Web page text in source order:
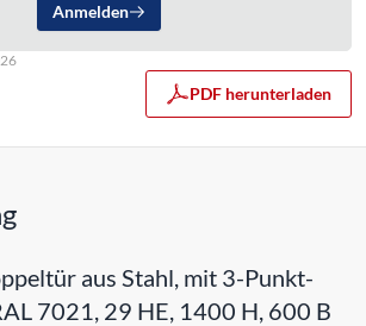
Anmelden
PDF herunterladen
aus Stahl, mit 3-Punkt-
7021, 29 HE, 1400 H, 600 B